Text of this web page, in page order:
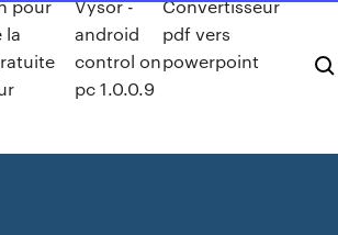
pour
la
Vysor -
android
control on
pc 1.0.0.9
Convertisseur
pdf vers
powerpoint